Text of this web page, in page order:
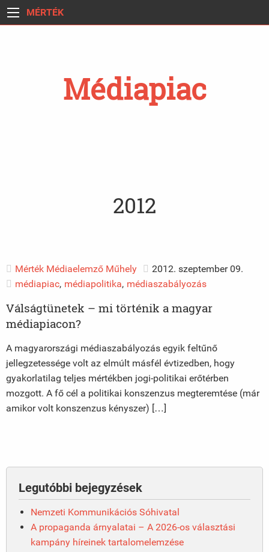
MÉRTÉK
Médiapiac
2012
Mérték Médiaelemző Műhely
2012. szeptember 09.
médiapiac, médiapolitika, médiaszabályozás
Válságtünetek – mi történik a magyar
médiapiacon?
A magyarországi médiaszabályozás egyik feltűnő
jellegzetessége volt az elmúlt másfél évtizedben, hogy
gyakorlatilag teljes mértékben jogi-politikai erőtérben
mozgott. A fő cél a politikai konszenzus megteremtése (már
amikor volt konszenzus kényszer) […]
Legutóbbi bejegyzések
Nemzeti Kommunikációs Sóhivatal
A propaganda árnyalatai – A 2026-os választási
kampány híreinek tartalomelemzése